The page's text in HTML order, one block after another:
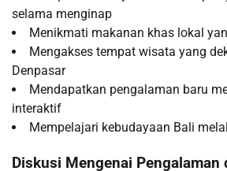
selama menginap
Menikmati makanan khas lokal
Mengakses tempat wisata yang
Denpasar
Mendapatkan pengalaman baru
interaktif
Mempelajari kebudayaan Bali
Diskusi Mengenai Pengalaman